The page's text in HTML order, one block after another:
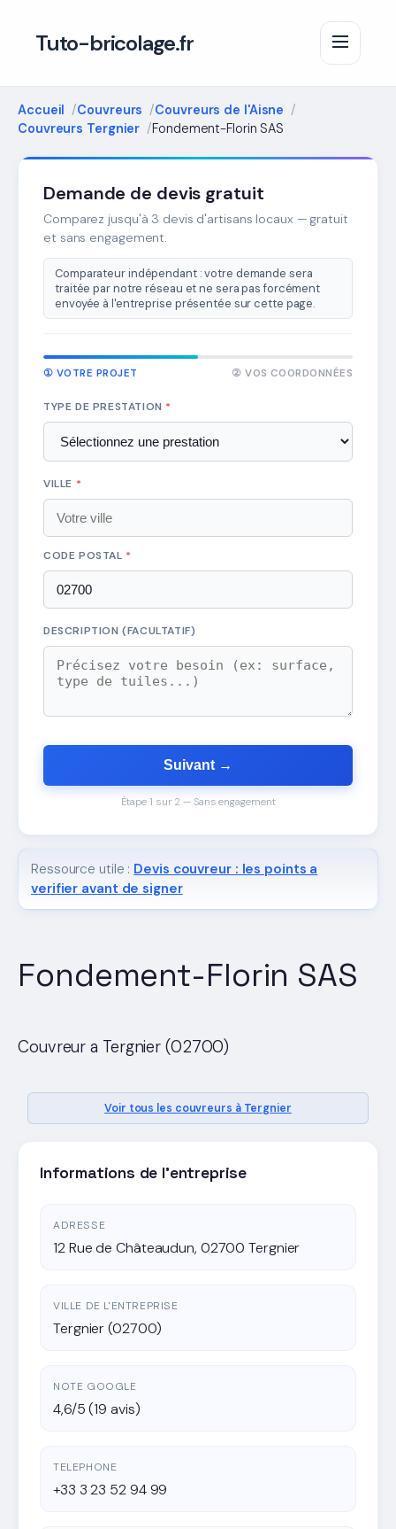
Tuto-bricolage.fr
Accueil Couvreurs
Couvreurs de l'Aisne
Couvreurs Tergnier
Fondement-Florin SAS
Fondement-Florin SAS
Couvreur a Tergnier (02700)
Voir tous les couvreurs à Tergnier
Informations de l'entreprise
ADRESSE
12 Rue de Châteaudun, 02700 Tergnier
VILLE DE L'ENTREPRISE
Tergnier (02700)
NOTE GOOGLE
4,6/5 (19 avis)
TELEPHONE
+33 3 23 52 94 99
Demande de devis gratuit
Comparez jusqu'à 3 devis d'artisans locaux — gratuit
et sans engagement.
Comparateur indépendant : votre demande sera
traitée par notre réseau et ne sera pas forcément
envoyée à l'entreprise présentée sur cette page.
① VOTRE PROJET ② VOS COORDONNÉES
TYPE DE PRESTATION *
VILLE *
CODE POSTAL *
DESCRIPTION (FACULTATIF)
Suivant →
Étape 1 sur 2 — Sans engagement
Ressource utile : Devis couvreur : les points a
verifier avant de signer